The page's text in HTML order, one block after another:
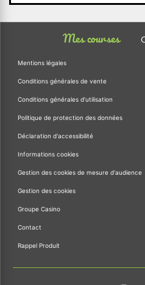
Mes courses
Mentions légales
Conditions générales de vente
Conditions générales d'utilisation
Politique de protection des données
Déclaration d'accessibilité
Informations cookies
Gestion des cookies de mesure d'audience
Gestion des cookies
Groupe Casino
Contact
Rappel Produit